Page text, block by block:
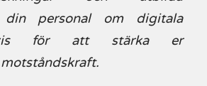
din personal om digitala
för att stärka er